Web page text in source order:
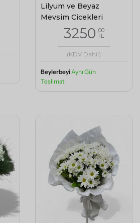
Lilyum ve Beyaz
Mevsim Çiçekleri
3250 ,00
TL
(KDV Dahil)
Beylerbeyi Aynı Gün
Teslimat